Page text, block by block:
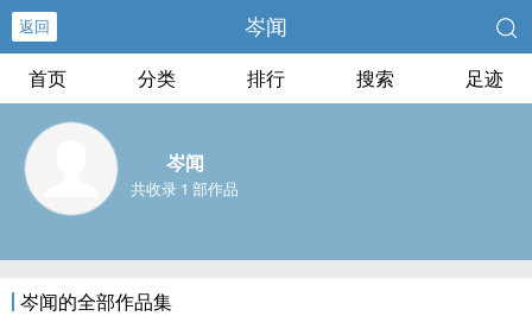
返回 岑闻
首页 分类 排行 搜索 足迹
岑闻
共收录 1 部作品
岑闻的全部作品集